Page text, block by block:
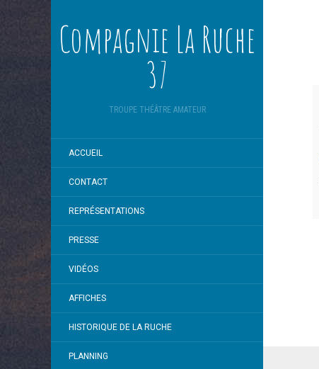
Compagnie La Ruche
37
TROUPE THÉÂTRE AMATEUR
ACCUEIL
CONTACT
REPRÉSENTATIONS
PRESSE
VIDÉOS
AFFICHES
HISTORIQUE DE LA RUCHE
PLANNING